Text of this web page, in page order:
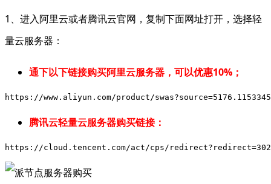
1、进入阿里云或者腾讯云官网，复制下面网址打开，选择轻
量云服务器：
通下以下链接购买阿里云服务器，可以优惠10%；
https://www.aliyun.com/product/
腾讯云轻量云服务器购买链接：
https://cloud.tencent.com/act/cps/